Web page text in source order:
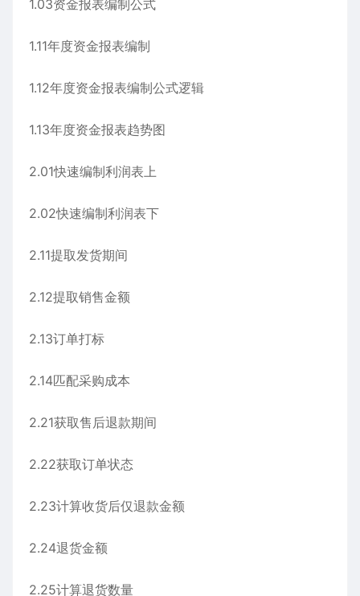
1.03资金报表编制公式
1.11年度资金报表编制
1.12年度资金报表编制公式逻辑
1.13年度资金报表趋势图
2.01快速编制利润表上
2.02快速编制利润表下
2.11提取发货期间
2.12提取销售金额
2.13订单打标
2.14匹配采购成本
2.21获取售后退款期间
2.22获取订单状态
2.23计算收货后仅退款金额
2.24退货金额
2.25计算退货数量